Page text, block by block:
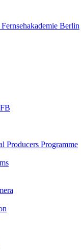
Pro­du­cers Pro­gram­me